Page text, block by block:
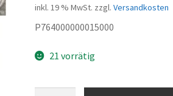
inkl. 19 % MwSt. zzgl. Versandkosten
P764000000015000
21 vorrätig